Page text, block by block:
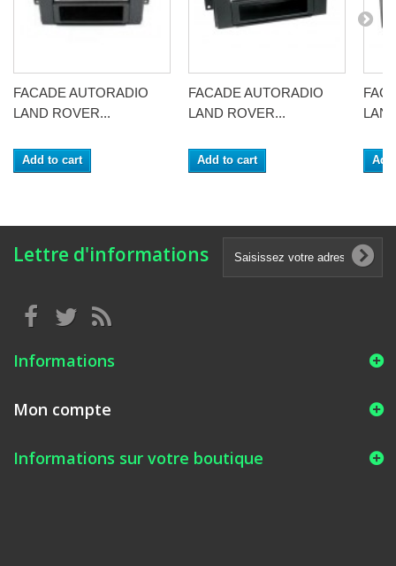
FACADE AUTORADIO
LAND ROVER...
Add to cart
FACADE AUTORADIO
LAND ROVER...
Add to cart
Lettre d'informations
Informations
Mon compte
Informations sur votre boutique